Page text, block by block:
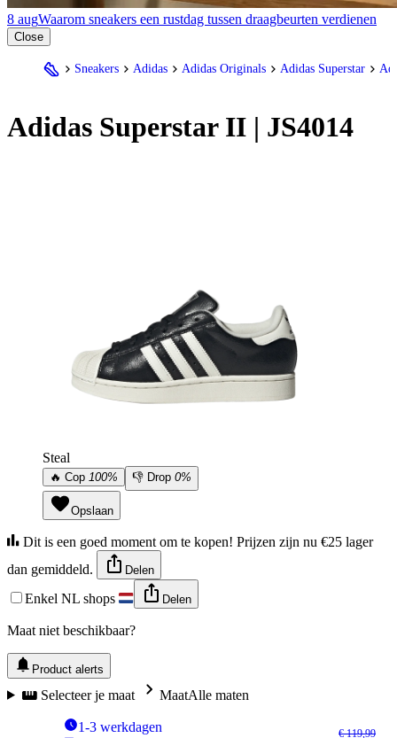
8 augWaarom sneakers een rustdag tussen draagbeurten verdienen
Close
Sneakers Adidas Adidas Originals Adidas Superstar
Adidas Superstar II | JS4014
Steal
🔥 Cop 100% 👎 Drop 0%
Opslaan
Dit is een goed moment om te kopen! Prijzen zijn nu €25 lager
dan gemiddeld.
Delen
Enkel NL shops Delen
Maat niet beschikbaar?
Product alerts
Selecteer je maat MaatAlle maten
1-3 werkdagen
€ 119,99